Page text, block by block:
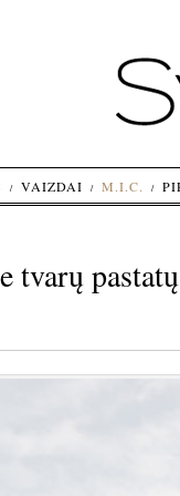
tvarų
VAIZDAI M.I.C.